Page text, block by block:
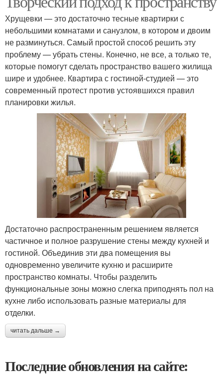
Хрущевки — это достаточно тесные квартирки с
небольшими комнатами и санузлом, в котором и двоим
не разминуться. Самый простой способ решить эту
проблему — убрать стены. Конечно, не все, а только те,
которые помогут сделать пространство вашего жилища
шире и удобнее. Квартира с гостиной-студией — это
современный протест против устоявшихся правил
планировки жилья.
Достаточно распространенным решением является
частичное и полное разрушение стены между кухней и
гостиной. Объединив эти два помещения вы
одновременно увеличите кухню и расширите
пространство комнаты. Чтобы разделить
функциональные зоны можно слегка приподнять пол на
кухне либо использовать разные материалы для
отделки.
читать дальше →
Последние обновления на сайте: